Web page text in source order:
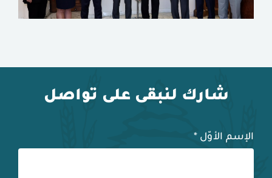
شارك لنبقى على تواصل
الإسم الأوّل *